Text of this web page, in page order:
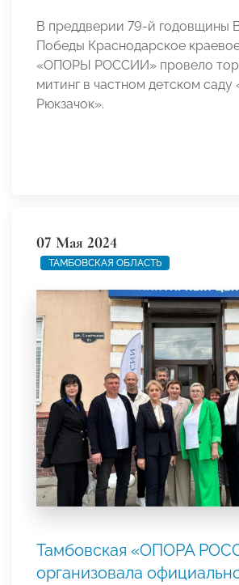
В преддверии 79-й годовщины
Победы Краснодарское
«ОПОРЫ РОССИИ» провело
митинг в частном детском
Рюкзачок».
07 Мая 2024
ТАМБОВСКАЯ ОБЛАСТЬ
Тамбовская «ОПОРА
организовала